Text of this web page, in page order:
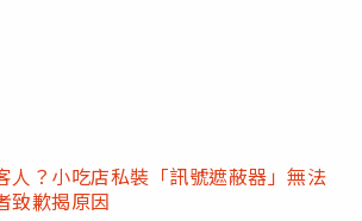
人？小吃店私裝「訊號遮蔽器」無法
歉揭原因